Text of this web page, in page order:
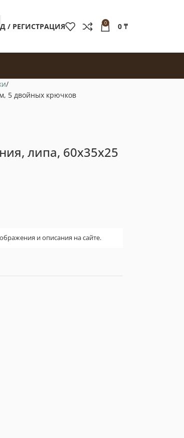
/ РЕГИСТРАЦИЯ 0 0 ₸
5 двойных крючков
липа, 60x35x25
и описания на сайте.